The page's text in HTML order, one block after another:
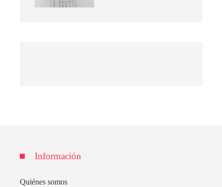
Información
Quiénes somos